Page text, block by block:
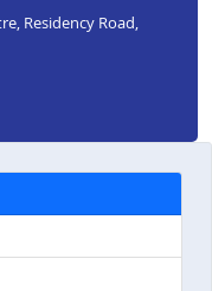
Residency Road,